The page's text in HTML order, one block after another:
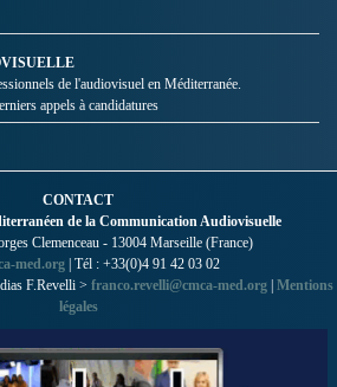
de l'audiovisuel en Méditerranée.
appels à candidatures
CONTACT
de la Communication Audiovisuelle
Clemenceau - 13004 Marseille (France)
med.org | Tél : +33(0)4 91 42 03 02
F.Revelli > franco.revelli@cmca-med.org Mentions
légales